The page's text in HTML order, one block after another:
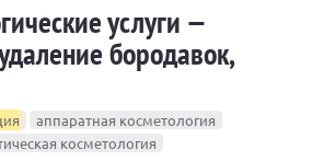
услуги —
бородавок,
аппаратная косметология
косметология